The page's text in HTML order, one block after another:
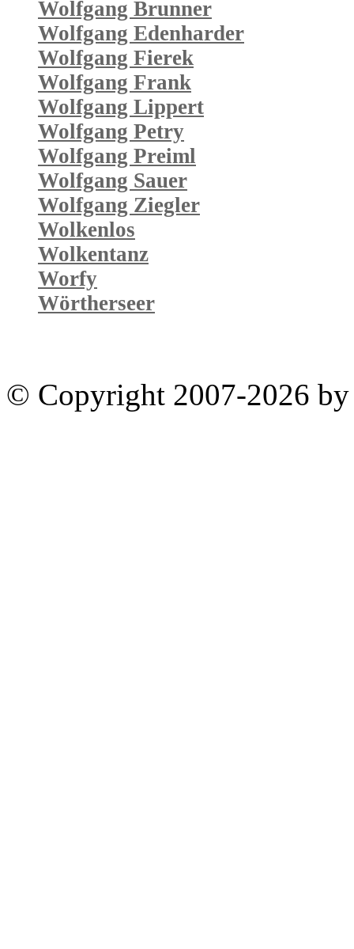
Wolfgang Brunner
Wolfgang Edenharder
Wolfgang Fierek
Wolfgang Frank
Wolfgang Lippert
Wolfgang Petry
Wolfgang Preiml
Wolfgang Sauer
Wolfgang Ziegler
Wolkenlos
Wolkentanz
Worfy
Wörtherseer
© Copyright 2007-2026 by